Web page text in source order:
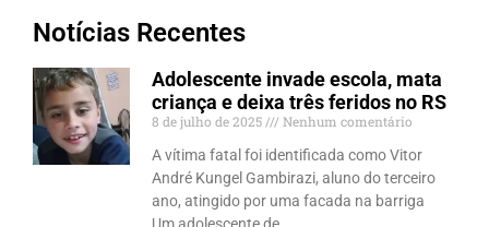
Notícias Recentes
Adolescente invade escola, mata
criança e deixa três feridos no RS
8 de julho de 2025
Nenhum comentário
A vítima fatal foi identificada como Vitor
André Kungel Gambirazi, aluno do terceiro
ano, atingido por uma facada na barriga